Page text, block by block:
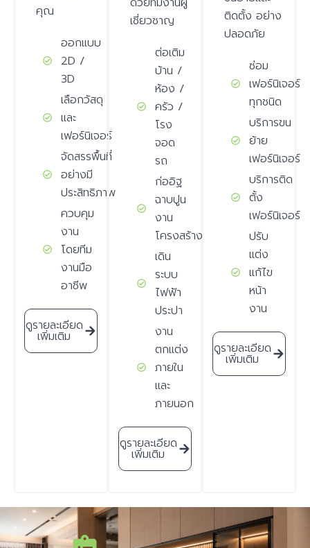
คุณ
ออกแบบ
2D /
3D
เลือกวัสดุ
และ
เฟอร์นิเจอร์
จัดสรรพื้นที่
อย่างมี
ประสิทธิภาพ
ควบคุม
งาน
โดยทีม
งานมือ
อาชีพ
ดูรายละเอียด
เพิ่มเติม
เชี่ยวชาญ
ต่อเติม
บ้าน /
ห้อง /
ครัว /
โรง
จอด
รถ
ก่ออิฐ
ฉาบปูน
งาน
โครงสร้าง
เดิน
ระบบ
ไฟฟ้า
ประปา
งาน
ตกแต่ง
ภายใน
และ
ภายนอก
ดูรายละเอียด
เพิ่มเติม
ติดตั้ง อย่าง
ปลอดภัย
ซ่อม
เฟอร์นิเจอร์
ทุกชนิด
บริการขน
ย้าย
เฟอร์นิเจอร์
บริการติด
ตั้ง
เฟอร์นิเจอร์
ปรับ
แต่ง
แก้ไข
หน้า
งาน
ดูรายละเอียด
เพิ่มเติม